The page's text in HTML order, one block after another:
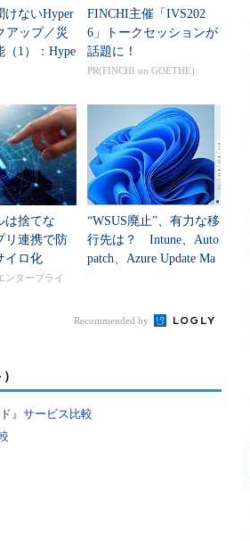
マシンを作成しています。
けないHyper
アップ／災
（1）：Hype
FINCHI主催「IVS202
6」トークセッションが
話題に！
PR(FINCHI on GOETHE)
は捨てな
連携で防
イロ化
ンタープライ
“WSUS廃止”、有力な移
行先は？ Intune、Auto
patch、Azure Update Ma
Recommended by
』サービス比較